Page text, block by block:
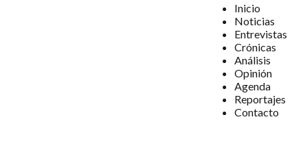
Inicio
Noticias
Entrevistas
Crónicas
Análisis
Opinión
Agenda
Reportajes
Contacto